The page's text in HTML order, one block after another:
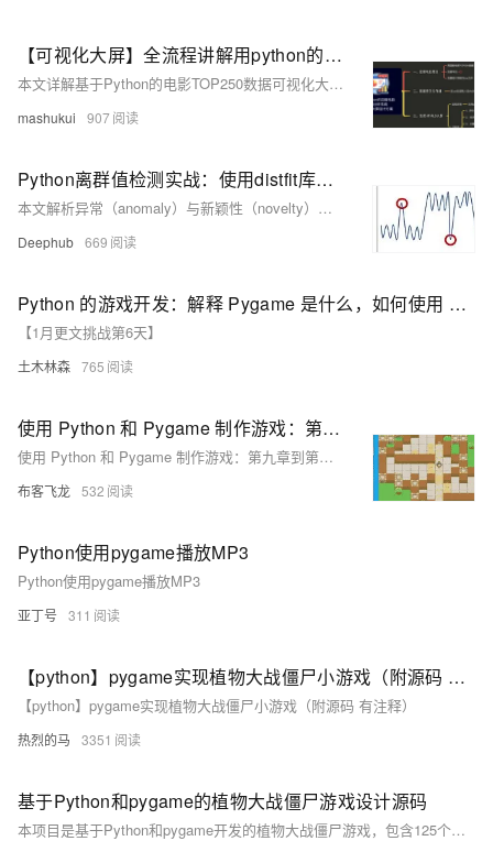
【可视化大屏】全流程讲解用python的pyecharts库实现拖拽可视化大屏的背后原理，简单粗暴！
本文详解基于Python的电影TOP250数据可视化大屏开发全流程，涵盖爬虫、数据存储、分析及可视化。使用requests+BeautifulSoup爬取数据，pandas存入MySQL，pyecharts实现柱状图、饼图、词云图、散点图等多种图表，并通过Page组件拖拽布局组合成大屏，支持多种主题切换，附完整源码与视频讲解。
mashukui 907
Python离群值检测实战：使用distfit库实现基于分布拟合的异常检测
本文解析异常（anomaly）与新颖性（novelty）检测的本质差异，结合distfit库演示基于概率密度拟合的单变量无监督异常检测方法，涵盖全局、上下文与集体离群值识别，助力构建高可解释性模型。
Deephub 669
Python 的游戏开发：解释 Pygame 是什么，如何使用 Pygame 创建简单的游戏？
【1月更文挑战第6天】
土木林森 765
使用 Python 和 Pygame 制作游戏：第九章到第十章
使用 Python 和 Pygame 制作游戏：第九章到第十章
布客飞龙 532
Python使用pygame播放MP3
Python使用pygame播放MP3
亚丁号 311
【python】pygame实现植物大战僵尸小游戏（附源码 有注释）
【python】pygame实现植物大战僵尸小游戏（附源码 有注释）
热烈的马 3351
基于Python和pygame的植物大战僵尸游戏设计源码
本项目是基于Python和pygame开发的植物大战僵尸游戏，包含125个文件，如PNG图像、Python源码等，提供丰富的游戏开发学习素材。游戏设计源码可从提供的链接下载。关键词：Python游戏开发、pygame、植物大战僵尸、源码分享。